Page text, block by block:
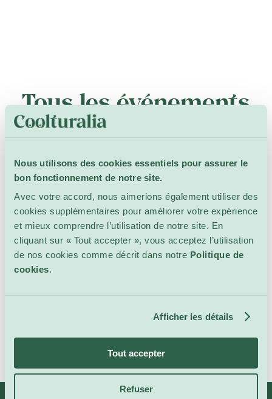
Nous utilisons des cookies essentiels pour assurer le
bon fonctionnement de notre site.
Avec votre accord, nous aimerions également utiliser des
cookies supplémentaires pour améliorer votre expérience
et mieux comprendre l’utilisation de notre site. En
cliquant sur « Tout accepter », vous acceptez l’utilisation
de nos cookies comme décrit dans notre Politique de
cookies.
Afficher les détails
Tout accepter
Refuser
Tous les événements
dans ce lieu
Rien de prévu pour le moment...
Veuillez ajuster votre recherche pour voir plus de
résultats.